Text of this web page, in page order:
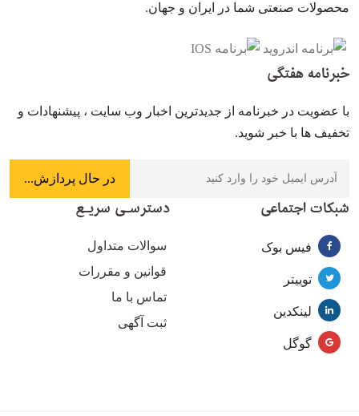
محصولات صنعتی شما در ایران و جهان.
خبرنامه هفتگی
با عضویت در خبرنامه از جدیدترین اخبار وب سایت ، پیشنهادات و
تخفیف ها با خبر شوید.
شبکات اجتماعی
فیس بوک
توییتر
لینکدین
گوگل
دسترسـی سریـع
سوالات متداول
قوانین و مقررات
تماس با ما
ثبت آگهی